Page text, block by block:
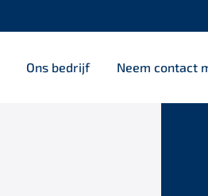
Ons bedrijf Neem contact